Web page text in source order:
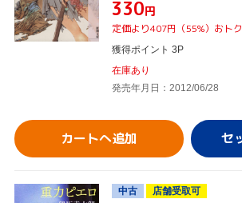
¥330円
定価より407円（55%）おトク
獲得ポイント 3P
在庫あり
発売年月日：2012/06/28
カートへ追加
中古 店舗受取可